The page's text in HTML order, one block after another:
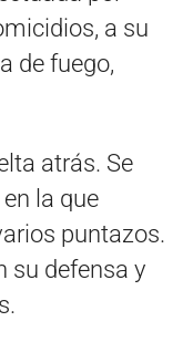
a su
de fuego,
atrás. Se
la que
puntazos.
su defensa y